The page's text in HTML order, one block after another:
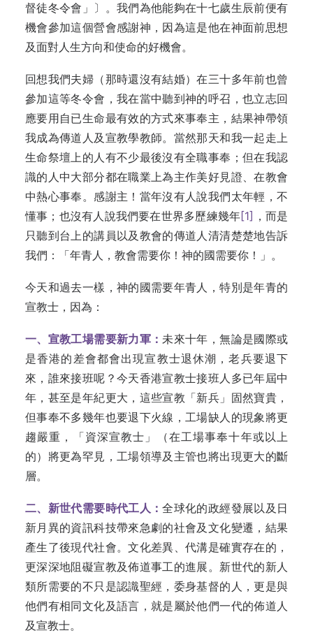
督徒冬令會」〕。我們為他能夠在十七歲生辰前便有
機會參加這個營會感謝神，因為這是他在神面前思想
及面對人生方向和使命的好機會。
回想我們夫婦（那時還沒有結婚）在三十多年前也曾
參加這等冬令會，我在當中聽到神的呼召，也立志回
應要用自已生命最有效的方式來事奉主，結果神帶領
我成為傳道人及宣教學教師。當然那天和我一起走上
生命祭壇上的人有不少最後沒有全職事奉；但在我認
識的人中大部分都在職業上為主作美好見證、在教會
中熱心事奉。感謝主！當年沒有人說我們太年輕，不
懂事；也沒有人說我們要在世界多歷練幾年[1] ，而是
只聽到台上的講員以及教會的傳道人清清楚楚地告訴
我們：「年青人，教會需要你！神的國需要你！」。
今天和過去一樣，神的國需要年青人，特別是年青的
宣教士，因為：
一、宣教工場需要新力軍：未來十年，無論是國際或
是香港的差會都會出現宣教士退休潮，老兵要退下
來，誰來接班呢？今天香港宣教士接班人多已年屆中
年，甚至是年紀更大，這些宣教「新兵」固然寶貴，
但事奉不多幾年也要退下火線，工場缺人的現象將更
趨嚴重，「資深宣教士」（在工場事奉十年或以上
的）將更為罕見，工場領導及主管也將出現更大的斷
層。
二、新世代需要時代工人：全球化的政經發展以及日
新月異的資訊科技帶來急劇的社會及文化變遷，結果
產生了後現代社會。文化差異、代溝是確實存在的，
更深深地阻礙宣教及佈道事工的進展。新世代的新人
類所需要的不只是認識聖經，委身基督的人，更是與
他們有相同文化及語言，就是屬於他們一代的佈道人
及宣教士。